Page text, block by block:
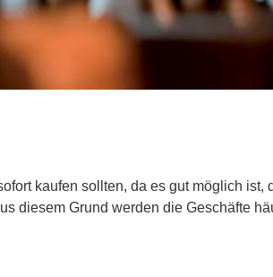
kaufen sollten, da es gut möglich
diesem Grund werden die Geschäfte